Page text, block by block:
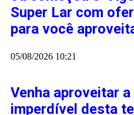
Super Lar com
para você
05/08/2026 10:21
Venha aproveitar
imperdível desta